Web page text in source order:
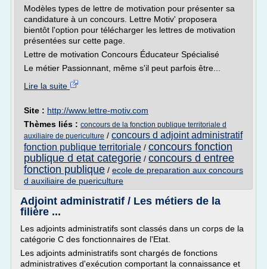
Modèles types de lettre de motivation pour présenter sa
candidature à un concours. Lettre Motiv' proposera
bientôt l'option pour télécharger les lettres de motivation
présentées sur cette page.
Lettre de motivation Concours Éducateur Spécialisé
Le métier Passionnant, même s'il peut parfois être...
Lire la suite
Site : http://www.lettre-motiv.com
Thèmes liés : concours de la fonction publique territoriale d
auxiliaire de puericulture / concours d adjoint administratif
fonction publique territoriale / concours fonction
publique d etat categorie / concours d entree
fonction publique / ecole de preparation aux concours
d auxiliaire de puericulture
Adjoint administratif / Les métiers de la
filière ...
Les adjoints administratifs sont classés dans un corps de la
catégorie C des fonctionnaires de l'Etat.
Les adjoints administratifs sont chargés de fonctions
administratives d'exécution comportant la connaissance et